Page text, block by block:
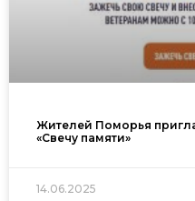
Жителей Поморья
«Свечу памяти»
14.06.2025